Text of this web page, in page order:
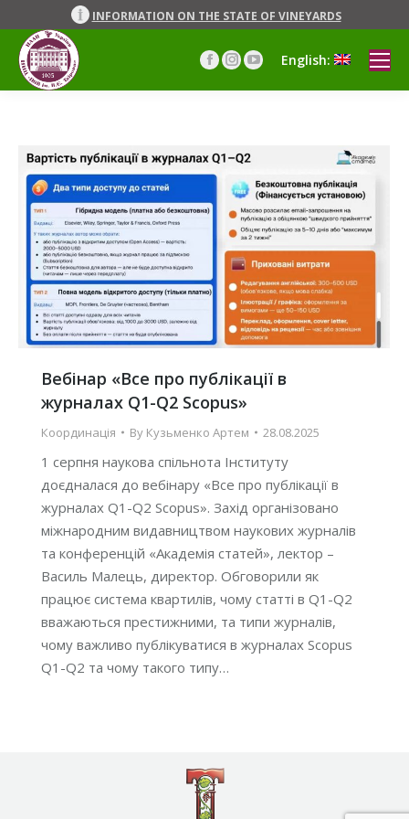
INFORMATION ON THE STATE OF VINEYARDS
Facebook
page
window
Instagram
page
window
YouTube
page
English:
Вебінар «Все про публікації в
журналах Q1-Q2 Scopus»
Координація By Кузьменко Артем 28.08.2025
1 серпня наукова спільнота Інституту
доєдналася до вебінару «Все про публікації в
журналах Q1-Q2 Scopus». Захід організовано
міжнародним видавництвом наукових журналів
та конференцій «Академія статей», лектор –
Василь Малець, директор. Обговорили як
працює система квартилів, чому статті в Q1-Q2
вважаються престижними, та типи журналів,
чому важливо публікуватися в журналах Scopus
Q1-Q2 та чому такого типу…